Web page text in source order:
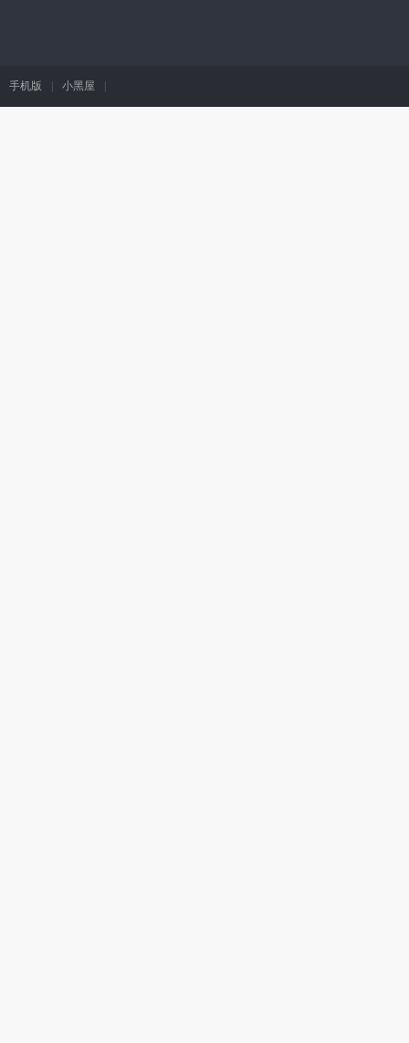
手机版 小黑屋